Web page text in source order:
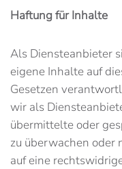
Haftung für Inhalte
Als Diensteanbieter
eigene Inhalte auf
Gesetzen
wir als
übermittelte oder
zu überwachen oder
auf eine